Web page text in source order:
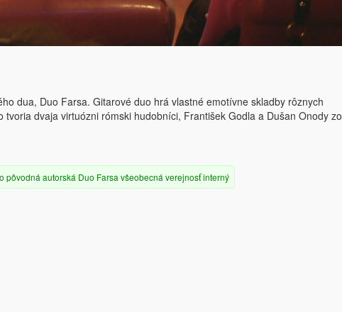
dua, Duo Farsa. Gitarové duo hrá vlastné emotívne skladby rôznych
dvaja virtuózni rómski hudobníci, František Godla a Dušan Onody zo
pôvodná autorská Duo Farsa všeobecná verejnosťinterný